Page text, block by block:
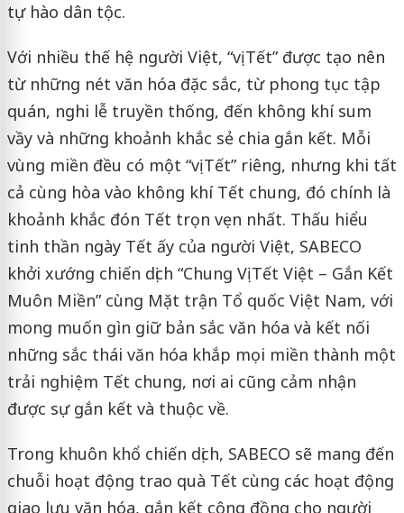
tự hào dân tộc.
Với nhiều thế hệ người Việt, “vị Tết” được tạo nên
từ những nét văn hóa đặc sắc, từ phong tục tập
quán, nghi lễ truyền thống, đến không khí sum
vầy và những khoảnh khắc sẻ chia gắn kết. Mỗi
vùng miền đều có một “vị Tết” riêng, nhưng khi tất
cả cùng hòa vào không khí Tết chung, đó chính là
khoảnh khắc đón Tết trọn vẹn nhất. Thấu hiểu
tinh thần ngày Tết ấy của người Việt, SABECO
khởi xướng chiến dịch “Chung Vị Tết Việt – Gắn Kết
Muôn Miền” cùng Mặt trận Tổ quốc Việt Nam, với
mong muốn gìn giữ bản sắc văn hóa và kết nối
những sắc thái văn hóa khắp mọi miền thành một
trải nghiệm Tết chung, nơi ai cũng cảm nhận
được sự gắn kết và thuộc về.
Trong khuôn khổ chiến dịch, SABECO sẽ mang đến
chuỗi hoạt động trao quà Tết cùng các hoạt động
giao lưu văn hóa, gắn kết cộng đồng cho người